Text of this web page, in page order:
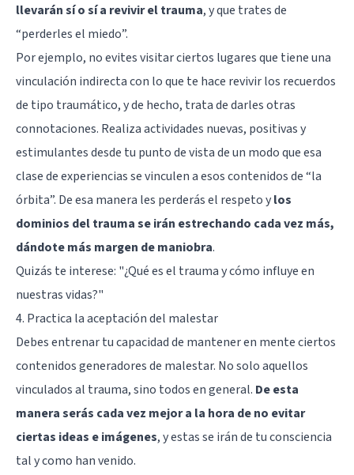
llevarán sí o sí a revivir el trauma, y que trates de
“perderles el miedo”.
Por ejemplo, no evites visitar ciertos lugares que tiene una
vinculación indirecta con lo que te hace revivir los recuerdos
de tipo traumático, y de hecho, trata de darles otras
connotaciones. Realiza actividades nuevas, positivas y
estimulantes desde tu punto de vista de un modo que esa
clase de experiencias se vinculen a esos contenidos de “la
órbita”. De esa manera les perderás el respeto ylos
dominios del trauma se irán estrechando cada vez más,
dándote más margen de maniobra.
Quizás te interese: "¿Qué es el trauma y cómo influye en
nuestras vidas?"
4. Practica la aceptación del malestar
Debes entrenar tu capacidad de mantener en mente ciertos
contenidos generadores de malestar. No solo aquellos
vinculados al trauma, sino todos en general. De esta
manera serás cada vez mejor a la hora de no evitar
ciertas ideas e imágenes, y estas se irán de tu consciencia
tal y como han venido.